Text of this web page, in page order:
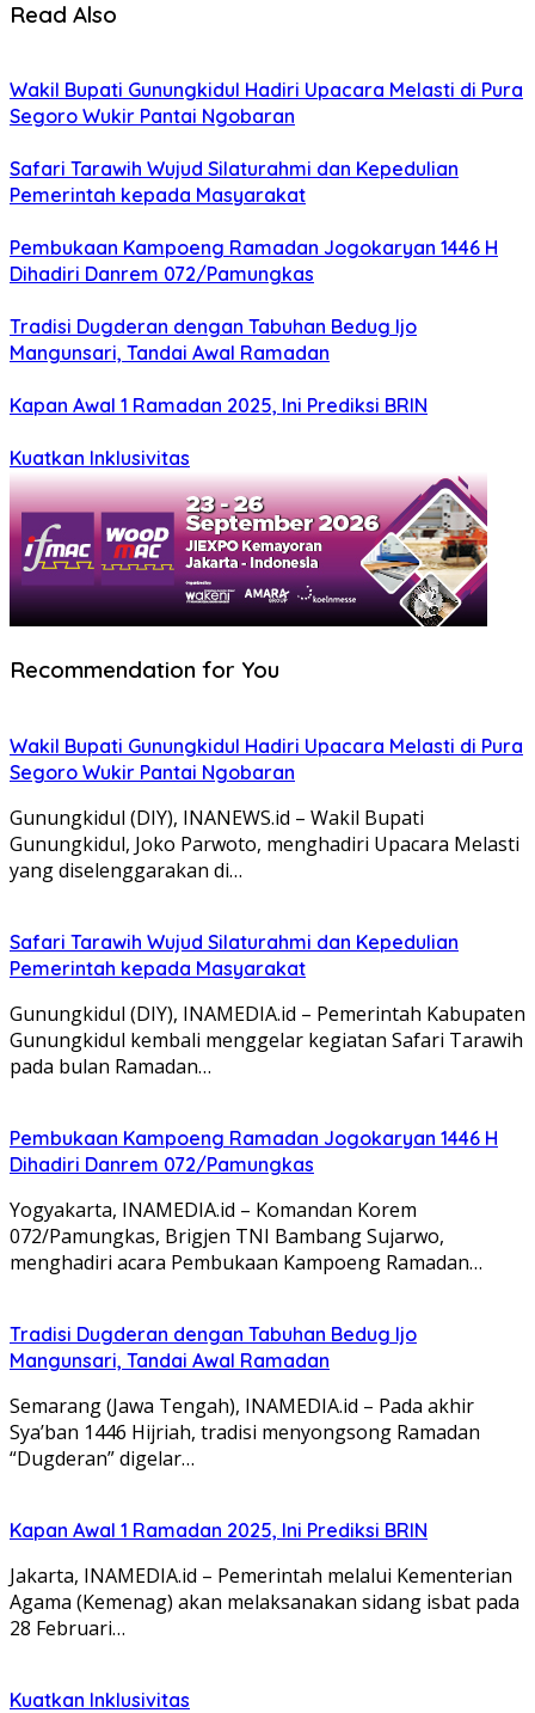
Read Also
Wakil Bupati Gunungkidul Hadiri Upacara Melasti di Pura
Segoro Wukir Pantai Ngobaran
Safari Tarawih Wujud Silaturahmi dan Kepedulian
Pemerintah kepada Masyarakat
Pembukaan Kampoeng Ramadan Jogokaryan 1446 H
Dihadiri Danrem 072/Pamungkas
Tradisi Dugderan dengan Tabuhan Bedug Ijo
Mangunsari, Tandai Awal Ramadan
Kapan Awal 1 Ramadan 2025, Ini Prediksi BRIN
Kuatkan Inklusivitas
Recommendation for You
Wakil Bupati Gunungkidul Hadiri Upacara Melasti di Pura
Segoro Wukir Pantai Ngobaran
Gunungkidul (DIY), INANEWS.id – Wakil Bupati
Gunungkidul, Joko Parwoto, menghadiri Upacara Melasti
yang diselenggarakan di…
Safari Tarawih Wujud Silaturahmi dan Kepedulian
Pemerintah kepada Masyarakat
Gunungkidul (DIY), INAMEDIA.id – Pemerintah Kabupaten
Gunungkidul kembali menggelar kegiatan Safari Tarawih
pada bulan Ramadan…
Pembukaan Kampoeng Ramadan Jogokaryan 1446 H
Dihadiri Danrem 072/Pamungkas
Yogyakarta, INAMEDIA.id – Komandan Korem
072/Pamungkas, Brigjen TNI Bambang Sujarwo,
menghadiri acara Pembukaan Kampoeng Ramadan…
Tradisi Dugderan dengan Tabuhan Bedug Ijo
Mangunsari, Tandai Awal Ramadan
Semarang (Jawa Tengah), INAMEDIA.id – Pada akhir
Sya’ban 1446 Hijriah, tradisi menyongsong Ramadan
“Dugderan” digelar…
Kapan Awal 1 Ramadan 2025, Ini Prediksi BRIN
Jakarta, INAMEDIA.id – Pemerintah melalui Kementerian
Agama (Kemenag) akan melaksanakan sidang isbat pada
28 Februari…
Kuatkan Inklusivitas